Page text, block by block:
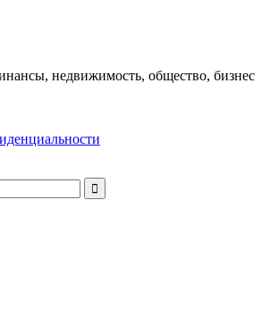
недвижимость, общество, бизнес